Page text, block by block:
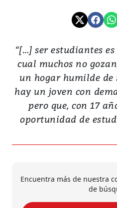
“[…] ser estudiantes
cual muchos no
un hogar humilde
hay un joven con
pero que, con 17
oportunidad de
Encuentra más de nuestra
de